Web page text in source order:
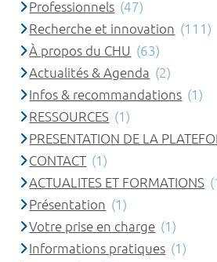
Professionnels (47)
Recherche et innovation (111)
À propos du CHU (63)
Actualités & Agenda (2)
Infos & recommandations (1)
RESSOURCES (1)
PRESENTATION DE LA
CONTACT (1)
ACTUALITES ET FORMATIONS
Présentation (1)
Votre prise en charge (1)
Informations pratiques (1)